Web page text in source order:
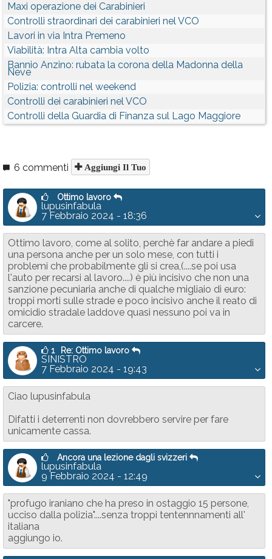
Maxi operazione dei Carabinieri
Controlli straordinari dei carabinieri nel VCO
Lavori in via Intra Premeno
Viabilità: Intra Alta cambia volto
Bannio Anzino: rubata la corona della Madonna della
Neve
Polizia: controlli nel weekend
Controlli dei carabinieri nel VCO
Controlli della Guardia di Finanza sul Lago Maggiore
6 commenti Aggiungi Il Tuo
Ottimo lavoro
lupusinfabula
7 Febbraio 2024 - 18:36
Ottimo lavoro, come al solito, perchè far andare a piedi
una persona anche per un solo mese, con tutti i
problemi che probabilmente gli si crea,(....se poi usa
l'auto per recarsi al lavoro....) è più incisivo che non una
sanzione pecuniaria anche di qualche migliaio di euro:
troppi morti sulle strade e poco incisivo anche il reato di
omicidio stradale laddove quasi nessuno poi va in
carcere.
1 Re: Ottimo lavoro
SINISTRO
7 Febbraio 2024 - 19:43
Ciao lupusinfabula
Difatti i deterrenti non dovrebbero servire per fare
unicamente cassa.
Ancora una lezione dagli svizzeri
lupusinfabula
9 Febbraio 2024 - 12:49
"profugo iraniano che ha preso in ostaggio 15 persone,
ucciso dalla polizia"....senza troppi tentennnamenti all'
italiana
aggiungo io.